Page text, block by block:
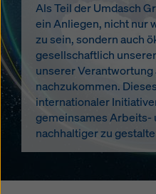
Als Teil der Umdasch
ein Anliegen, nicht nur
zu sein, sondern auch
gesellschaftlich
unserer
nachzukommen.
internationaler
gemeinsames Arbeits-
nachhaltiger zu